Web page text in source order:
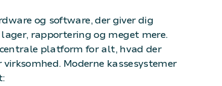
og software, der giver dig
rapportering og meget mere.
platform for alt, hvad der
Moderne kassesystemer